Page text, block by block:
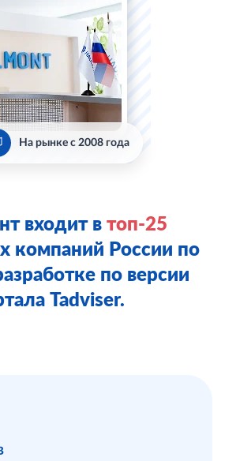
На рынке с 2008 года
входит в топ-25
компаний России по
по версии
Tadviser.